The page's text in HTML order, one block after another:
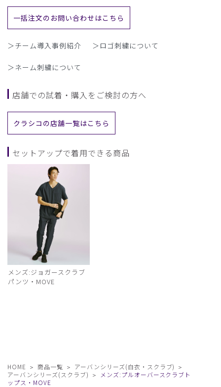
一括注文のお問い合わせはこちら
＞チーム導入事例紹介 ＞ロゴ刺繍について
＞ネーム刺繍について
店舗での試着・購入をご検討の方へ
クラシコの店舗一覧はこちら
セットアップで着用できる商品
メンズ:ジョガースクラブ
パンツ・MOVE
HOME 商品一覧
アーバンシリーズ(白衣・スクラブ)
アーバンシリーズ(スクラブ)
メンズ:プルオーバースクラブト
ップス・MOVE